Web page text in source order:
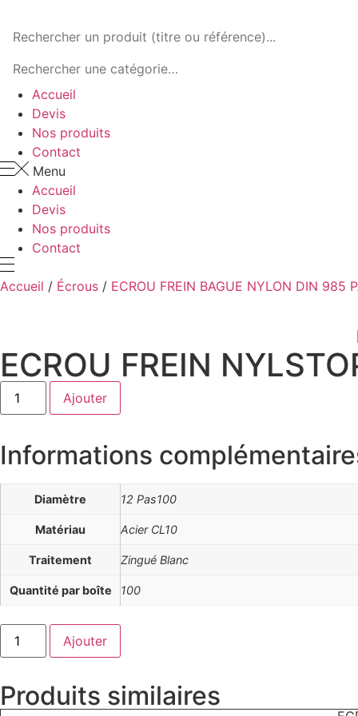
Accueil
Devis
Nos produits
Contact
Menu
Accueil
Devis
Nos produits
Contact
Accueil / Écrous / ECROU FREIN BAGUE NYLON DIN 985
ECROU FREIN
quantité
ECROU
DIN
985
FIN
ZING
Pas100
Ajouter
Informations
Diamètre 12 Pas100
Matériau Acier CL10
Traitement Zingué Blanc
Quantité par boîte 100
quantité
ECROU
DIN
985
Ajouter
Produits similaires